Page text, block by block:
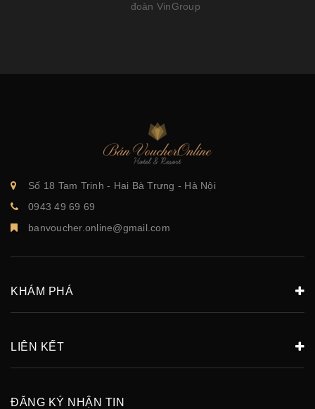
đoàn VinGroup
Số 18 Tam Trinh - Hai Bà Trưng - Hà Nội
0943 49 69 69
banvoucher.online@gmail.com
KHÁM PHÁ
LIÊN KẾT
ĐĂNG KÝ NHẬN TIN